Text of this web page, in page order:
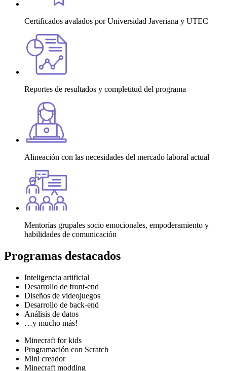
Certificados avalados por Universidad Javeriana y UTEC
Reportes de resultados y completitud del programa
Alineación con las necesidades del mercado laboral actual
Mentorías grupales socio emocionales, empoderamiento y
habilidades de comunicación
Programas destacados
Inteligencia artificial
Desarrollo de front-end
Diseños de videojuegos
Desarrollo de back-end
Análisis de datos
…y mucho más!
Minecraft for kids
Programación con Scratch
Mini creador
Minecraft modding